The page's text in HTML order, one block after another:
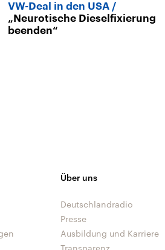
VW-Deal in den USA
„Neurotische Dieselfixierung
beenden“
Über uns
Deutschlandradio
Presse
Ausbildung und Karriere
Transparenz